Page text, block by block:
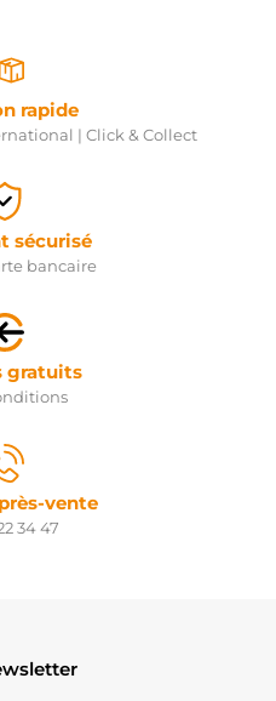
rapide
| Click & Collect
sécurisé
bancaire
gratuits
vente
34 47